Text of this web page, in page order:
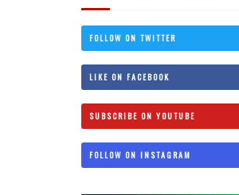
FOLLOW ON TWITTER
LIKE ON FACEBOOK
SUBSCRIBE ON YOUTUBE
FOLLOW ON INSTAGRAM